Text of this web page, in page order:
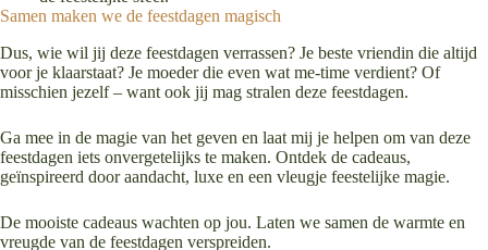
Samen maken we de feestdagen magisch
Dus, wie wil jij deze feestdagen verrassen? Je beste vriendin die altijd
voor je klaarstaat? Je moeder die even wat me-time verdient? Of
misschien jezelf – want ook jij mag stralen deze feestdagen.
Ga mee in de magie van het geven en laat mij je helpen om van deze
feestdagen iets onvergetelijks te maken. Ontdek de cadeaus,
geïnspireerd door aandacht, luxe en een vleugje feestelijke magie.
De mooiste cadeaus wachten op jou. Laten we samen de warmte en
vreugde van de feestdagen verspreiden.